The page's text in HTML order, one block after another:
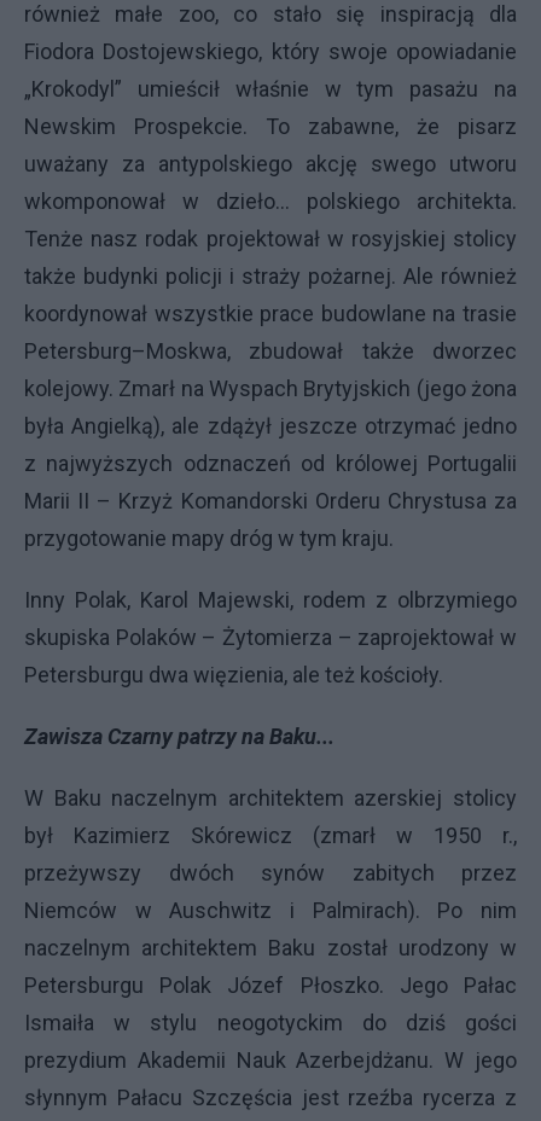
również małe zoo, co stało się inspiracją dla
Fiodora Dostojewskiego, który swoje opowiadanie
„Krokodyl” umieścił właśnie w tym pasażu na
Newskim Prospekcie. To zabawne, że pisarz
uważany za antypolskiego akcję swego utworu
wkomponował w dzieło… polskiego architekta.
Tenże nasz rodak projektował w rosyjskiej stolicy
także budynki policji i straży pożarnej. Ale również
koordynował wszystkie prace budowlane na trasie
Petersburg–Moskwa, zbudował także dworzec
kolejowy. Zmarł na Wyspach Brytyjskich (jego żona
była Angielką), ale zdążył jeszcze otrzymać jedno
z najwyższych odznaczeń od królowej Portugalii
Marii II – Krzyż Komandorski Orderu Chrystusa za
przygotowanie mapy dróg w tym kraju.
Inny Polak, Karol Majewski, rodem z olbrzymiego
skupiska Polaków – Żytomierza – zaprojektował w
Petersburgu dwa więzienia, ale też kościoły.
Zawisza Czarny patrzy na Baku...
W Baku naczelnym architektem azerskiej stolicy
był Kazimierz Skórewicz (zmarł w 1950 r.,
przeżywszy dwóch synów zabitych przez
Niemców w Auschwitz i Palmirach). Po nim
naczelnym architektem Baku został urodzony w
Petersburgu Polak Józef Płoszko. Jego Pałac
Ismaiła w stylu neogotyckim do dziś gości
prezydium Akademii Nauk Azerbejdżanu. W jego
słynnym Pałacu Szczęścia jest rzeźba rycerza z